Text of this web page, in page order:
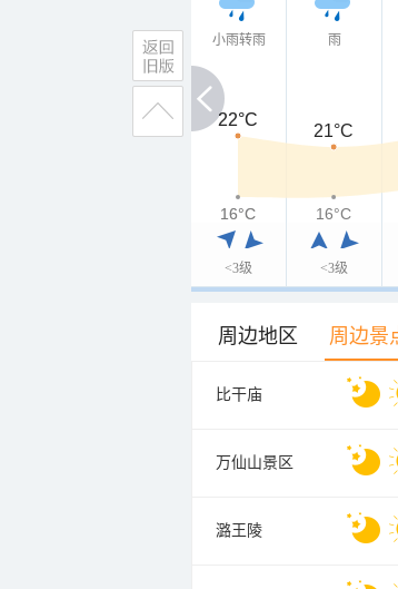
小雨转雨
<3级
雨
<3级
22°C
22°C
21°C
16°C
16°C 16°C
周边地区 周边景
比干庙
万仙山景区
潞王陵